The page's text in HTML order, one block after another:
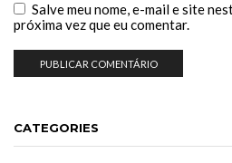
Salve meu nome, e-mail e site
próxima vez que eu comentar.
CATEGORIES